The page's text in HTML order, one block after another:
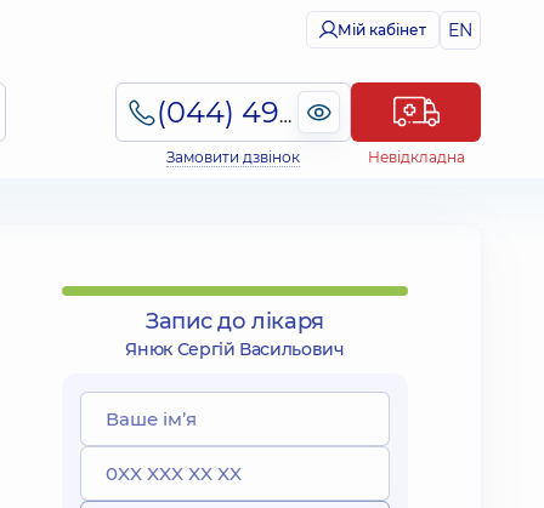
Мій кабінет EN
(044) 495-2-888
Замовити дзвінок Невідкладна
Запис до лікаря
Янюк Сергій Васильович